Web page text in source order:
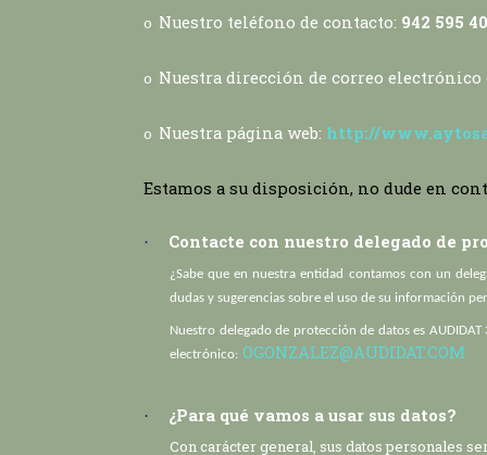
o Nuestro teléfono de contacto: 942 595
o Nuestra dirección de correo electrónico
o Nuestra página web: http://
Estamos a su disposición, no dude en
· Contacte con nuestro delegado de
¿Sabe que en nuestra entidad contamos con un
dudas y sugerencias sobre el uso de su información
Nuestro delegado de protección de datos es AUDIDAT
electrónico: OGONZALEZ@AUDIDAT.COM
· ¿Para qué vamos a usar sus datos?
Con carácter general, sus datos personales